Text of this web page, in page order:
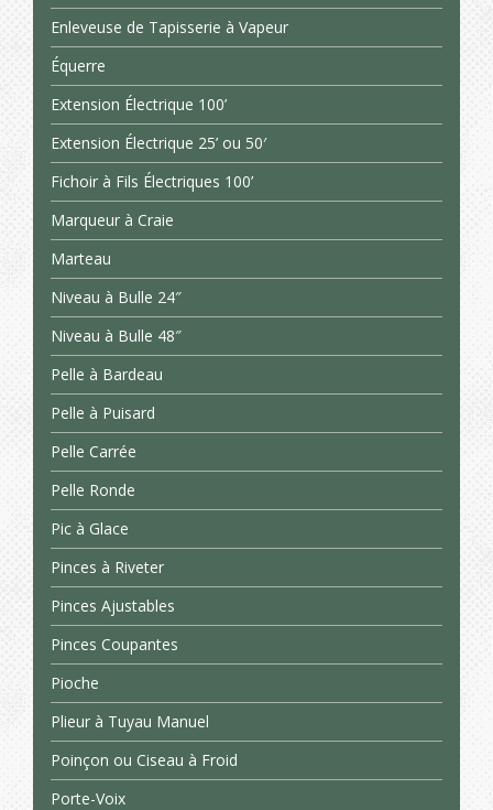
Enleveuse de Tapisserie à Vapeur
Équerre
Extension Électrique 100’
Extension Électrique 25’ ou 50′
Fichoir à Fils Électriques 100’
Marqueur à Craie
Marteau
Niveau à Bulle 24″
Niveau à Bulle 48″
Pelle à Bardeau
Pelle à Puisard
Pelle Carrée
Pelle Ronde
Pic à Glace
Pinces à Riveter
Pinces Ajustables
Pinces Coupantes
Pioche
Plieur à Tuyau Manuel
Poinçon ou Ciseau à Froid
Porte-Voix